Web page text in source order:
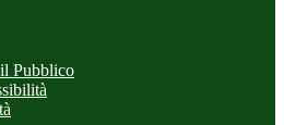
Pubblico